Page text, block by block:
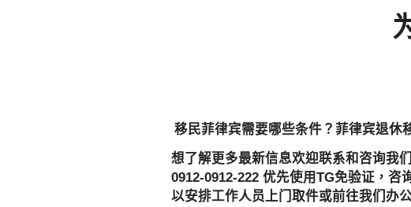
移民菲律宾需要哪些条件？菲律宾退休
想了解更多最新信息欢迎联系和咨询我
0912-0912-222 优先使用TG免验证，
以安排工作人员上门取件或前往我们办